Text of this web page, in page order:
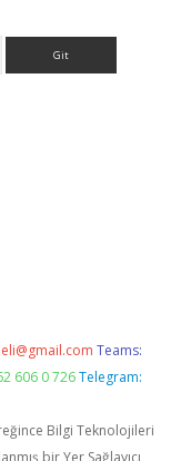
Teams:
606 0 726 Telegram:
Bilgi Teknolojileri
bir Yer Sağlayıcı